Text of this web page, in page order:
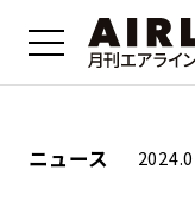
ニュース